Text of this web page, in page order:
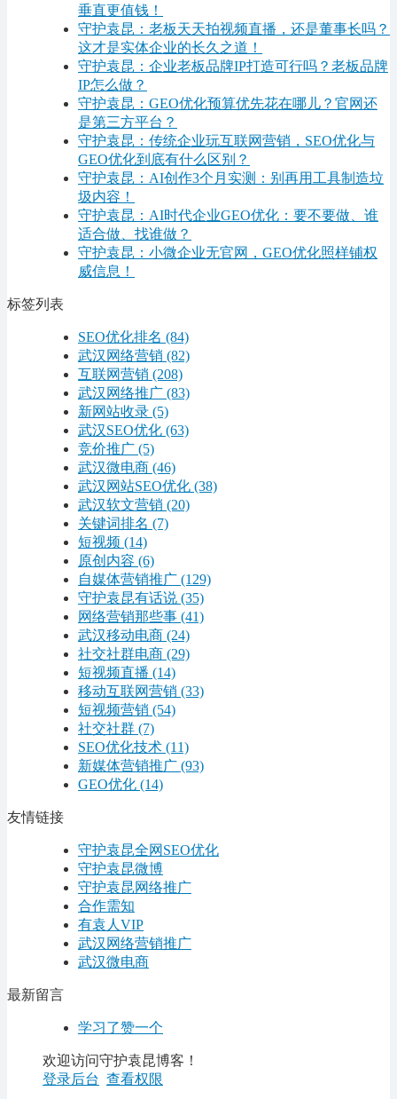
垂直更值钱！
守护袁昆：老板天天拍视频直播，还是董事长吗？
这才是实体企业的长久之道！
守护袁昆：企业老板品牌IP打造可行吗？老板品牌
IP怎么做？
守护袁昆：GEO优化预算优先花在哪儿？官网还
是第三方平台？
守护袁昆：传统企业玩互联网营销，SEO优化与
GEO优化到底有什么区别？
守护袁昆：AI创作3个月实测：别再用工具制造垃
圾内容！
守护袁昆：AI时代企业GEO优化：要不要做、谁
适合做、找谁做？
守护袁昆：小微企业无官网，GEO优化照样铺权
威信息！
标签列表
SEO优化排名 (84)
武汉网络营销 (82)
互联网营销 (208)
武汉网络推广 (83)
新网站收录 (5)
武汉SEO优化 (63)
竞价推广 (5)
武汉微电商 (46)
武汉网站SEO优化 (38)
武汉软文营销 (20)
关键词排名 (7)
短视频 (14)
原创内容 (6)
自媒体营销推广 (129)
守护袁昆有话说 (35)
网络营销那些事 (41)
武汉移动电商 (24)
社交社群电商 (29)
短视频直播 (14)
移动互联网营销 (33)
短视频营销 (54)
社交社群 (7)
SEO优化技术 (11)
新媒体营销推广 (93)
GEO优化 (14)
友情链接
守护袁昆全网SEO优化
守护袁昆微博
守护袁昆网络推广
合作需知
有袁人VIP
武汉网络营销推广
武汉微电商
最新留言
学习了赞一个
欢迎访问守护袁昆博客！
登录后台 查看权限